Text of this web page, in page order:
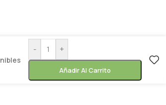
- +
Añadir Al Carrito